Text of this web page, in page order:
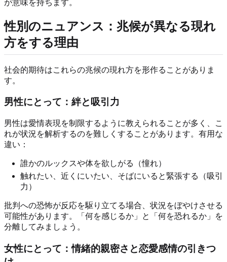
が意味を持ちます。
性別のニュアンス：兆候が異なる現れ
方をする理由
社会的期待はこれらの兆候の現れ方を形作ることがありま
す。
男性にとって：絆と吸引力
男性は愛情表現を制限するように教えられることが多く、こ
れが状況を解析するのを難しくすることがあります。有用な
違い：
誰かのルックスや体を欲しがる（憧れ）
触れたい、近くにいたい、そばにいると緊張する（吸引
力）
批判への恐怖が反応を駆り立てる場合、状況をぼやけさせる
可能性があります。「何を感じるか」と「何を恐れるか」を
分離してみましょう。
女性にとって：情緒的親密さと恋愛感情の引きつ